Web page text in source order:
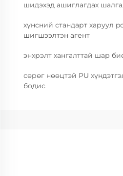
шидэхэд ашиглагдах
хүнсний стандарт харуул
шигшээлтэн агент
энхрэлт хангалттай шар
сөрөг нөөцтэй PU
бодис